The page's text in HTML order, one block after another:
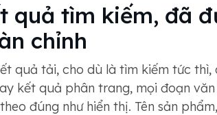
quả tìm kiếm, đã
chỉnh
quả tải, cho dù là tìm kiếm tức thì,
kết quả phân trang, mọi đoạn
đúng như hiển thị. Tên sản